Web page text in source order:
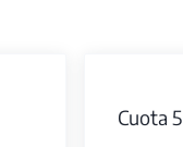
Cuota 5